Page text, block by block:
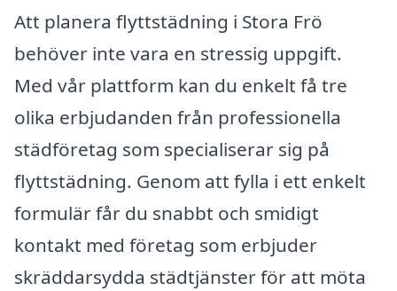
Att planera flyttstädning i Stora Frö
behöver inte vara en stressig uppgift.
Med vår plattform kan du enkelt få tre
olika erbjudanden från professionella
städföretag som specialiserar sig på
flyttstädning. Genom att fylla i ett enkelt
formulär får du snabbt och smidigt
kontakt med företag som erbjuder
skräddarsydda städtjänster för att möta